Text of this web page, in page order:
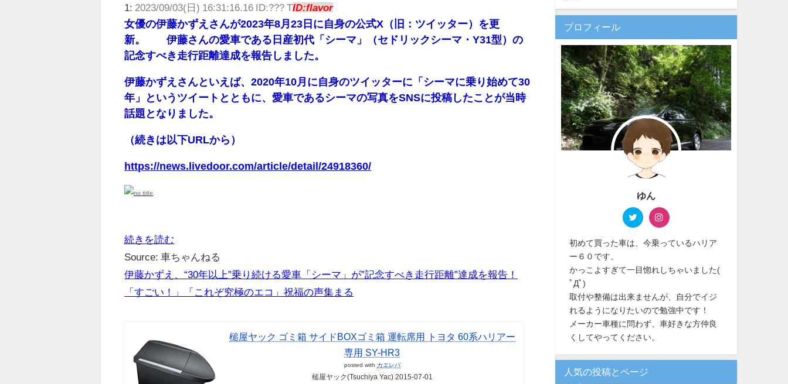
1: 2023/09/03(日) 16:31:16.16 ID:??? TID:flavor
女優の伊藤かずえさんが2023年8月23日に自身の公式X（旧：ツイッター）を更
新。 伊藤さんの愛車である日産初代「シーマ」（セドリックシーマ・Y31型）の
記念すべき走行距離達成を報告しました。
伊藤かずえさんといえば、2020年10月に自身のツイッターに「シーマに乗り始めて30
年」というツイートとともに、愛車であるシーマの写真をSNSに投稿したことが当時
話題となりました。
（続きは以下URLから）
https://news.livedoor.com/article/detail/24918360/
続きを読む
Source: 車ちゃんねる
伊藤かずえ、“30年以上”乗り続ける愛車「シーマ」が”記念すべき走行距離”達成を報告！
「すごい！」「これぞ究極のエコ」祝福の声集まる
槌屋ヤック ゴミ箱 サイドBOXゴミ箱 運転席用 トヨタ 60系ハリアー
専用 SY-HR3
posted with カエレバ
槌屋ヤック(Tsuchiya Yac) 2015-07-01
プロフィール
ゆん
初めて買った車は、今乗っているハリア
ー６０です。
かっこよすぎて一目惚れしちゃいました(
ﾟДﾟ)
取付や整備は出来ませんが、自分でイジ
れるようになりたいので勉強中です！
メーカー車種に問わず、車好きな方仲良
くしてやってください。
人気の投稿とページ